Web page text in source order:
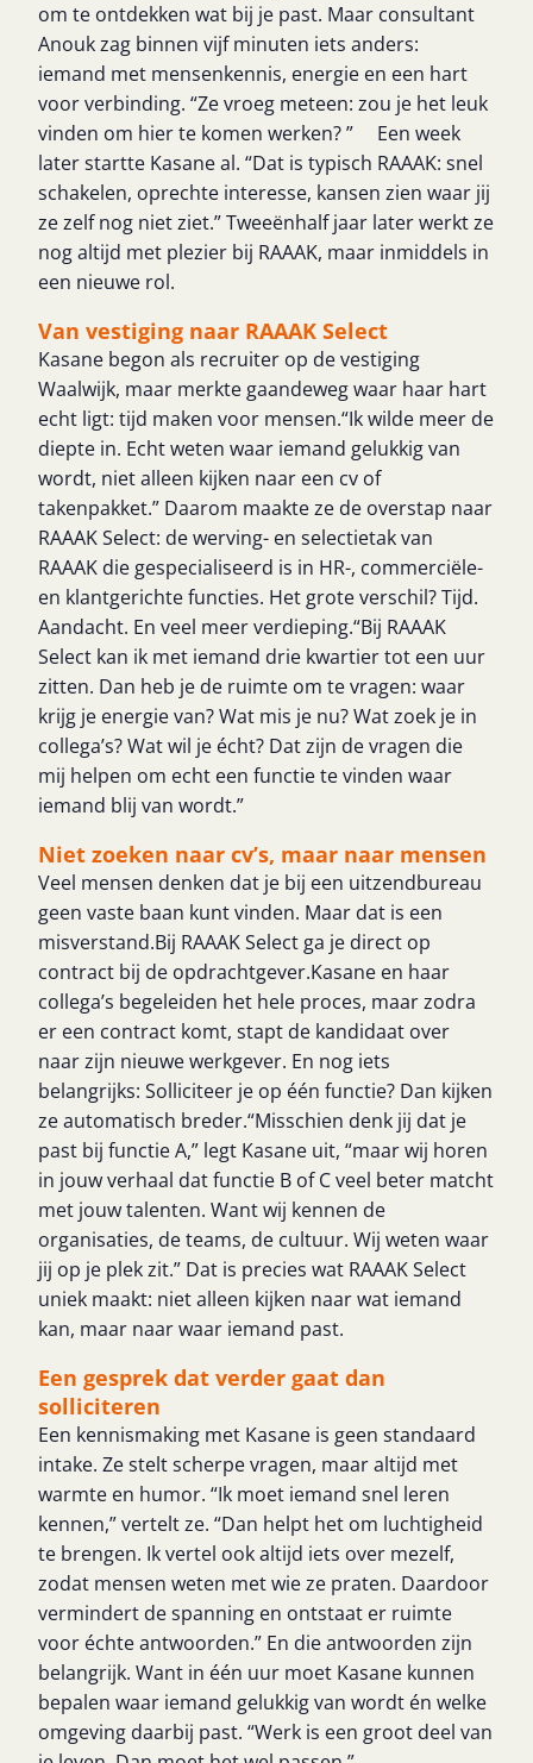
om te ontdekken wat bij je past. Maar consultant
Anouk zag binnen vijf minuten iets anders:
iemand met mensenkennis, energie en een hart
voor verbinding. “Ze vroeg meteen: zou je het leuk
vinden om hier te komen werken? ” Een week
later startte Kasane al. “Dat is typisch RAAAK: snel
schakelen, oprechte interesse, kansen zien waar jij
ze zelf nog niet ziet.” Tweeënhalf jaar later werkt ze
nog altijd met plezier bij RAAAK, maar inmiddels in
een nieuwe rol.
Van vestiging naar RAAAK Select
Kasane begon als recruiter op de vestiging
Waalwijk, maar merkte gaandeweg waar haar hart
echt ligt: tijd maken voor mensen.“Ik wilde meer de
diepte in. Echt weten waar iemand gelukkig van
wordt, niet alleen kijken naar een cv of
takenpakket.” Daarom maakte ze de overstap naar
RAAAK Select: de werving- en selectietak van
RAAAK die gespecialiseerd is in HR-, commerciële-
en klantgerichte functies. Het grote verschil? Tijd.
Aandacht. En veel meer verdieping.“Bij RAAAK
Select kan ik met iemand drie kwartier tot een uur
zitten. Dan heb je de ruimte om te vragen: waar
krijg je energie van? Wat mis je nu? Wat zoek je in
collega’s? Wat wil je écht? Dat zijn de vragen die
mij helpen om echt een functie te vinden waar
iemand blij van wordt.”
Niet zoeken naar cv’s, maar naar mensen
Veel mensen denken dat je bij een uitzendbureau
geen vaste baan kunt vinden. Maar dat is een
misverstand.Bij RAAAK Select ga je direct op
contract bij de opdrachtgever.Kasane en haar
collega’s begeleiden het hele proces, maar zodra
er een contract komt, stapt de kandidaat over
naar zijn nieuwe werkgever. En nog iets
belangrijks: Solliciteer je op één functie? Dan kijken
ze automatisch breder.“Misschien denk jij dat je
past bij functie A,” legt Kasane uit, “maar wij horen
in jouw verhaal dat functie B of C veel beter matcht
met jouw talenten. Want wij kennen de
organisaties, de teams, de cultuur. Wij weten waar
jij op je plek zit.” Dat is precies wat RAAAK Select
uniek maakt: niet alleen kijken naar wat iemand
kan, maar naar waar iemand past.
Een gesprek dat verder gaat dan
solliciteren
Een kennismaking met Kasane is geen standaard
intake. Ze stelt scherpe vragen, maar altijd met
warmte en humor. “Ik moet iemand snel leren
kennen,” vertelt ze. “Dan helpt het om luchtigheid
te brengen. Ik vertel ook altijd iets over mezelf,
zodat mensen weten met wie ze praten. Daardoor
vermindert de spanning en ontstaat er ruimte
voor échte antwoorden.” En die antwoorden zijn
belangrijk. Want in één uur moet Kasane kunnen
bepalen waar iemand gelukkig van wordt én welke
omgeving daarbij past. “Werk is een groot deel van